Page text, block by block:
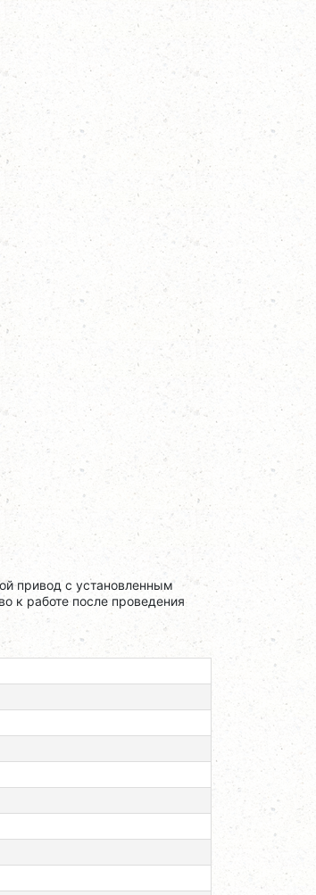
привод с установленным
к работе после проведения